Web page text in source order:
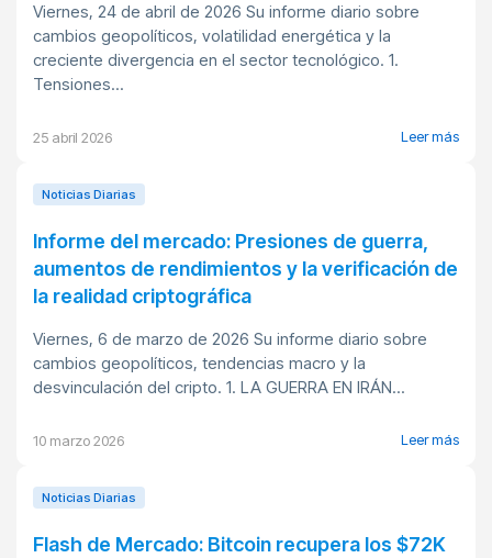
Viernes, 24 de abril de 2026 Su informe diario sobre
cambios geopolíticos, volatilidad energética y la
creciente divergencia en el sector tecnológico. 1.
Tensiones...
25 abril 2026 Leer más
Noticias Diarias
Informe del mercado: Presiones de guerra,
aumentos de rendimientos y la verificación de
la realidad criptográfica
Viernes, 6 de marzo de 2026 Su informe diario sobre
cambios geopolíticos, tendencias macro y la
desvinculación del cripto. 1. LA GUERRA EN IRÁN...
10 marzo 2026 Leer más
Noticias Diarias
Flash de Mercado: Bitcoin recupera los $72K